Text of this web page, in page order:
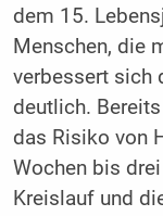
dem 15.
Menschen, die
verbessert sich
deutlich.
das Risiko von
Wochen bis
Kreislauf und